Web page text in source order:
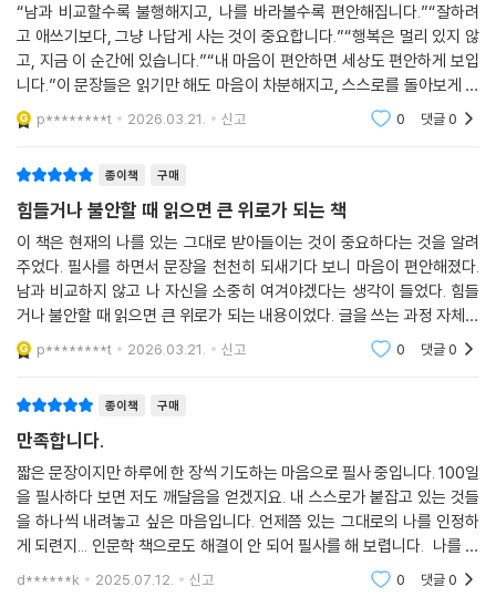
“남과 비교할수록 불행해지고, 나를 바라볼수록 편안해집니다.”“잘하려
고 애쓰기보다, 그냥 나답게 사는 것이 중요합니다.”“행복은 멀리 있지 않
고, 지금 이 순간에 있습니다.”“내 마음이 편안하면 세상도 편안하게 보입
니다.”이 문장들은 읽기만 해도 마음이 차분해지고, 스스로를 돌아보게 해
주는 힘이 있다.
p********t 2026.03.21. 신고 0 댓글0
종이책 구매
힘들거나 불안할 때 읽으면 큰 위로가 되는 책
이 책은 현재의 나를 있는 그대로 받아들이는 것이 중요하다는 것을 알려
주었다. 필사를 하면서 문장을 천천히 되새기다 보니 마음이 편안해졌다.
남과 비교하지 않고 나 자신을 소중히 여겨야겠다는 생각이 들었다. 힘들
거나 불안할 때 읽으면 큰 위로가 되는 내용이었다. 글을 쓰는 과정 자체가
힐링이 되어 좋았고, 계속 이어서 하고 싶어졌다.
p********t 2026.03.21. 신고 0 댓글0
종이책 구매
만족합니다.
짧은 문장이지만 하루에 한 장씩 기도하는 마음으로 필사 중입니다. 100일
을 필사하다 보면 저도 깨달음을 얻겠지요. 내 스스로가 붙잡고 있는 것들
을 하나씩 내려놓고 싶은 마음입니다. 언제쯤 있는 그대로의 나를 인정하
게 되련지... 인문학 책으로도 해결이 안 되어 필사를 해 보렵니다. 나를 사
랑하는 길을 찾을 수 있을 거라고... 믿고 싶네요.
d******k 2025.07.12. 신고 0 댓글0